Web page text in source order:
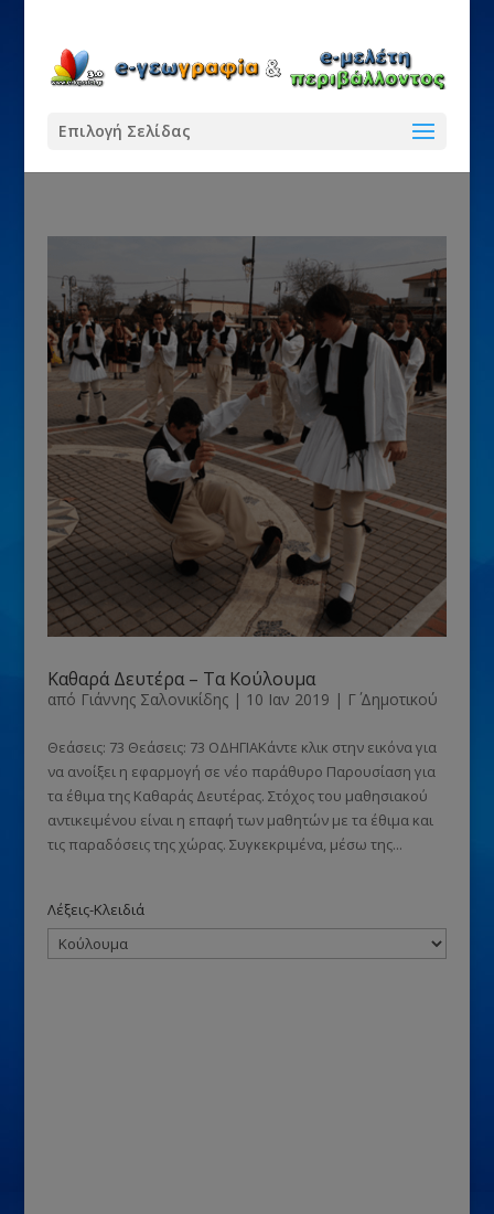
Επιλογή Σελίδας
Καθαρά Δευτέρα – Τα Κούλουμα
από Γιάννης Σαλονικίδης| 10 Ιαν 2019 | Γ΄ Δημοτικού
Θεάσεις: 73 Θεάσεις: 73 ΟΔΗΓΙΑΚάντε κλικ στην εικόνα για
να ανοίξει η εφαρμογή σε νέο παράθυρο Παρουσίαση για
τα έθιμα της Καθαράς Δευτέρας. Στόχος του μαθησιακού
αντικειμένου είναι η επαφή των μαθητών με τα έθιμα και
τις παραδόσεις της χώρας. Συγκεκριμένα, μέσω της...
Λέξεις-Κλειδιά